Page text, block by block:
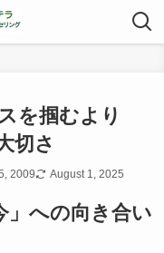
を掴むより
切さ
2009 August 1, 2025
」への向き合い